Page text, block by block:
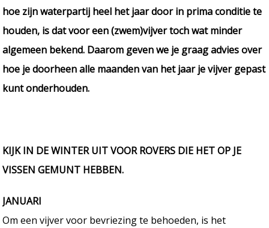
hoe zijn waterpartij heel het jaar door in prima conditie te
houden, is dat voor een (zwem)vijver toch wat minder
algemeen bekend. Daarom geven we je graag advies over
hoe je doorheen alle maanden van het jaar je vijver gepast
kunt onderhouden.
KIJK IN DE WINTER UIT VOOR ROVERS DIE HET OP JE
VISSEN GEMUNT HEBBEN.
JANUARI
Om een vijver voor bevriezing te behoeden, is het